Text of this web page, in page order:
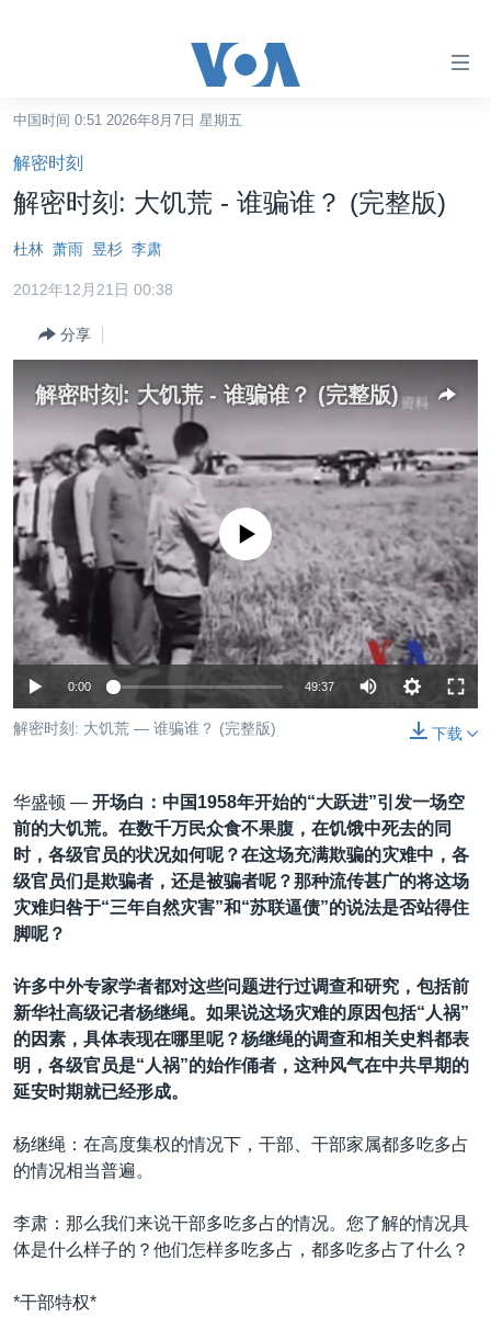
碍
链
接
跳
转
内
跳
转
到
索
中国
台湾
港澳
国际
最新国际新闻
中东
欧洲
非洲
美洲
全球议题
分类新闻
人权·法律·宗教
科教·文娱·体健
军事
劳工
环境
热点专题
白宫要闻
国会报道
美中关系
美国建国250周年
埃博拉疫情
美国之音专访
重要讲话与声明
南中国海争端
关注西藏
关注新疆
GEN Z 看美国
VOA视频
VOA今日焦点
中文广播
关注我们
中国时间 0:51 2026年8月7日 星期五
解密时刻
解密时刻: 大饥荒 - 谁骗谁？ (完整版)
杜林 萧雨 昱杉 李肃
2012年12月21日 00:38
分享
解密时刻: 大饥荒 - 谁骗谁？ (完整版)
没有媒体可用资源
0:00 49:37
下载
解密时刻: 大饥荒 — 谁骗谁？ (完整版)
华盛顿 — 开场白：中国1958年开始的“大跃进”引发一场空
前的大饥荒。在数千万民众食不果腹，在饥饿中死去的同
时，各级官员的状况如何呢？在这场充满欺骗的灾难中，各
级官员们是欺骗者，还是被骗者呢？那种流传甚广的将这场
灾难归咎于“三年自然灾害”和“苏联逼债”的说法是否站得住
脚呢？
许多中外专家学者都对这些问题进行过调查和研究，包括前
新华社高级记者杨继绳。如果说这场灾难的原因包括“人祸”
的因素，具体表现在哪里呢？杨继绳的调查和相关史料都表
明，各级官员是“人祸”的始作俑者，这种风气在中共早期的
延安时期就已经形成。
杨继绳：在高度集权的情况下，干部、干部家属都多吃多占
的情况相当普遍。
李肃：那么我们来说干部多吃多占的情况。您了解的情况具
体是什么样子的？他们怎样多吃多占，都多吃多占了什么？
*干部特权*